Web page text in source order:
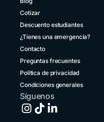
Costa Rica
+1 914 826 8771
Ecuador
+593 1800 001516
El Salvador
España
Cotizar
Descuento estudiantes
¿Tienes una emergencia?
Contacto
Preguntas frecuentes
Política de privacidad
Condiciones generales
Síguenos